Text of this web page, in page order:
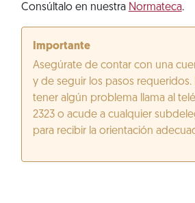
Consúltalo en nuestra Normateca.
Importante
Asegúrate de contar con una
y de seguir los pasos requeridos.
tener algún problema llama al
2323 o acude a cualquier
para recibir la orientación